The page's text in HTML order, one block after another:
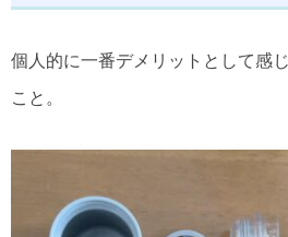
個人的に一番デメリットとして感
こと。